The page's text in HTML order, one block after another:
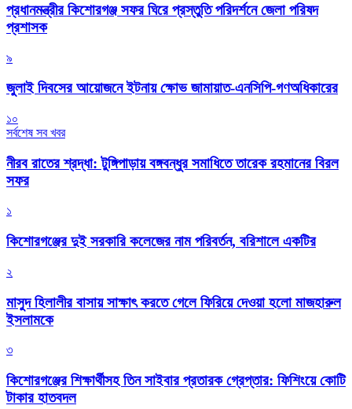
প্রধানমন্ত্রীর কিশোরগঞ্জ সফর ঘিরে প্রস্তুতি পরিদর্শনে জেলা পরিষদ
প্রশাসক
৯
জুলাই দিবসের আয়োজনে ইটনায় ক্ষোভ জামায়াত-এনসিপি-গণঅধিকারের
১০
সর্বশেষ সব খবর
নীরব রাতের শ্রদ্ধা: টুঙ্গিপাড়ায় বঙ্গবন্ধুর সমাধিতে তারেক রহমানের বিরল
সফর
১
কিশোরগঞ্জের দুই সরকারি কলেজের নাম পরিবর্তন, বরিশালে একটির
২
মাসুদ হিলালীর বাসায় সাক্ষাৎ করতে গেলে ফিরিয়ে দেওয়া হলো মাজহারুল
ইসলামকে
৩
কিশোরগঞ্জের শিক্ষার্থীসহ তিন সাইবার প্রতারক গ্রেপ্তার: ফিশিংয়ে কোটি
টাকার হাতবদল